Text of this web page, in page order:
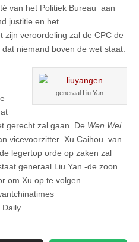
van het Politiek Bureau aan
justitie en het
zijn veroordeling zal de CPC de
niemand boven de wet staat.
generaal Liu Yan
gerecht zal gaan. De Wen Wei
vicevoorzitter Xu Caihou van
legertop orde op zaken zal
generaal Liu Yan -de zoon
om Xu op te volgen.
Daily